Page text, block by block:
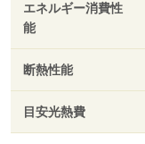
エネルギー消費性
能
断熱性能
目安光熱費